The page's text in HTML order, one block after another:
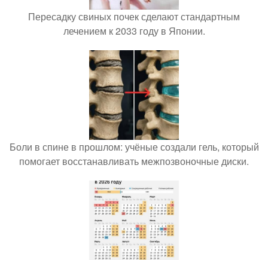
Пересадку свиных почек сделают стандартным
лечением к 2033 году в Японии.
Боли в спине в прошлом: учёные создали гель, который
помогает восстанавливать межпозвоночные диски.